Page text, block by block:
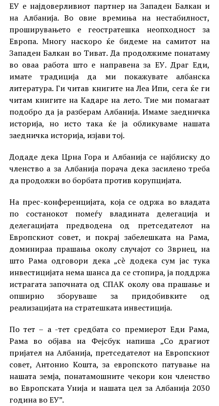
ЕУ е најдоверливиот партнер на Западен Балкан и
на Албанија. Во овие времиња на нестабилност,
проширувањето е геостратешка неопходност за
Европа. Многу наскоро ќе бидеме на самитот на
Западен Балкан во Тиват. Да продолжиме понатаму
во оваа работа што е направена за ЕУ. Драг Еди,
имате традиција да ми покажувате албанска
литература. Ги читав книгите на Леа Ипи, сега ќе ги
читам книгите на Кадаре на лето. Тие ми помагаат
подобро да ја разберам Албанија. Имаме заедничка
историја, но исто така ќе ја обликуваме нашата
заедничка историја, изјави тој.
Додаде дека Црна Гора и Албанија се најблиску до
членство а за Албанија порача дека засилено треба
да продолжи во борбата против корупцијата.
На прес-конференцијата, која се одржа во владата
по состанокот помеѓу владината делегација и
делегацијата предводена од претседателот на
Европскиот совет, и покрај забелешката на Рама,
доминираа прашања околу случајот со Зврнец, на
што Рама одговори дека „сè додека сум јас тука
инвестицијата нема шанса да се стопира, ја поддржа
истрагата започната од СПАК околу ова прашање и
опширно зборуваше за придобивките од
реализацијата на стратешката инвестиција.
По тет – а -тет средбата со премиерот Еди Рама,
Рама во објава на Фејсбук напиша „Со драгиот
пријател на Албанија, претседателот на Европскиот
совет, Антонио Кошта, за европското патување на
нашата земја, понатамошните чекори кон членство
во Европската Унија и нашата цел за Албанија 2030
година во ЕУ”.